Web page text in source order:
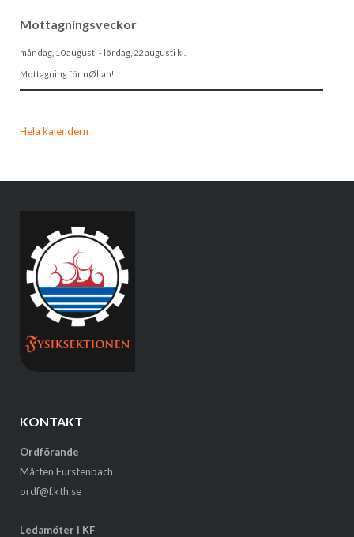
Mottagningsveckor
måndag, 10 augusti - lördag, 22 augusti kl.
Mottagning för nØllan!
Hela kalendern
KONTAKT
Ordförande
Mårten Fürstenbach
ordf@f.kth.se
Ledamöter i KF